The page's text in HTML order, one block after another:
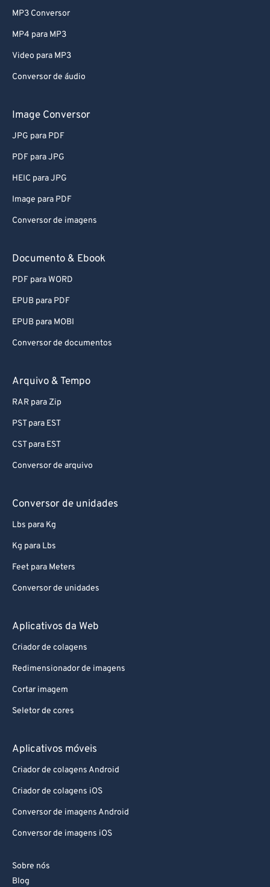
MP3 Conversor
MP4 para MP3
Video para MP3
Conversor de áudio
Image Conversor
JPG para PDF
PDF para JPG
HEIC para JPG
Image para PDF
Conversor de imagens
Documento & Ebook
PDF para WORD
EPUB para PDF
EPUB para MOBI
Conversor de documentos
Arquivo & Tempo
RAR para Zip
PST para EST
CST para EST
Conversor de arquivo
Conversor de unidades
Lbs para Kg
Kg para Lbs
Feet para Meters
Conversor de unidades
Aplicativos da Web
Criador de colagens
Redimensionador de imagens
Cortar imagem
Seletor de cores
Aplicativos móveis
Criador de colagens Android
Criador de colagens iOS
Conversor de imagens Android
Conversor de imagens iOS
Sobre nós
Blog